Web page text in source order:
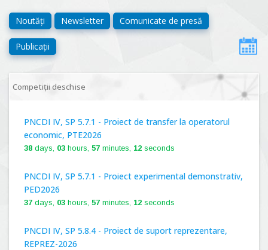
Noutăți Newsletter Comunicate de presă
Publicații
Competiții deschise
PNCDI IV, SP 5.7.1 - Proiect de transfer la operatorul
economic, PTE2026
38 days, 03 hours, 57 minutes, 11seconds
PNCDI IV, SP 5.7.1 - Proiect experimental demonstrativ,
PED2026
37 days, 03 hours, 57 minutes, 11seconds
PNCDI IV, SP 5.8.4 - Proiect de suport reprezentare,
REPREZ-2026